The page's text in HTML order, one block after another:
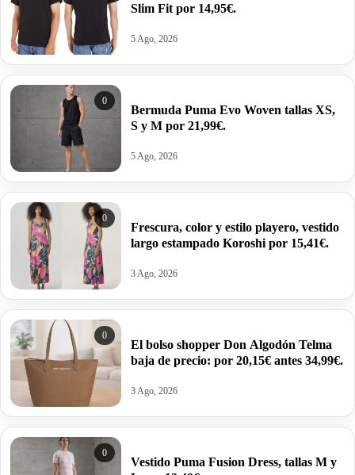
Slim Fit por 14,95€.
5 Ago, 2026
0
Bermuda Puma Evo Woven tallas XS,
S y M por 21,99€.
5 Ago, 2026
0
Frescura, color y estilo playero, vestido
largo estampado Koroshi por 15,41€.
3 Ago, 2026
0
El bolso shopper Don Algodón Telma
baja de precio: por 20,15€ antes 34,99€.
3 Ago, 2026
0
Vestido Puma Fusion Dress, tallas M y